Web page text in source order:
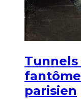
parisien